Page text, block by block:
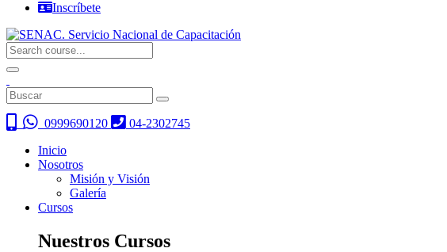
Inscríbete
0999690120
04-2302745
Inicio
Nosotros
Misión y Visión
Galería
Cursos
Nuestros Cursos